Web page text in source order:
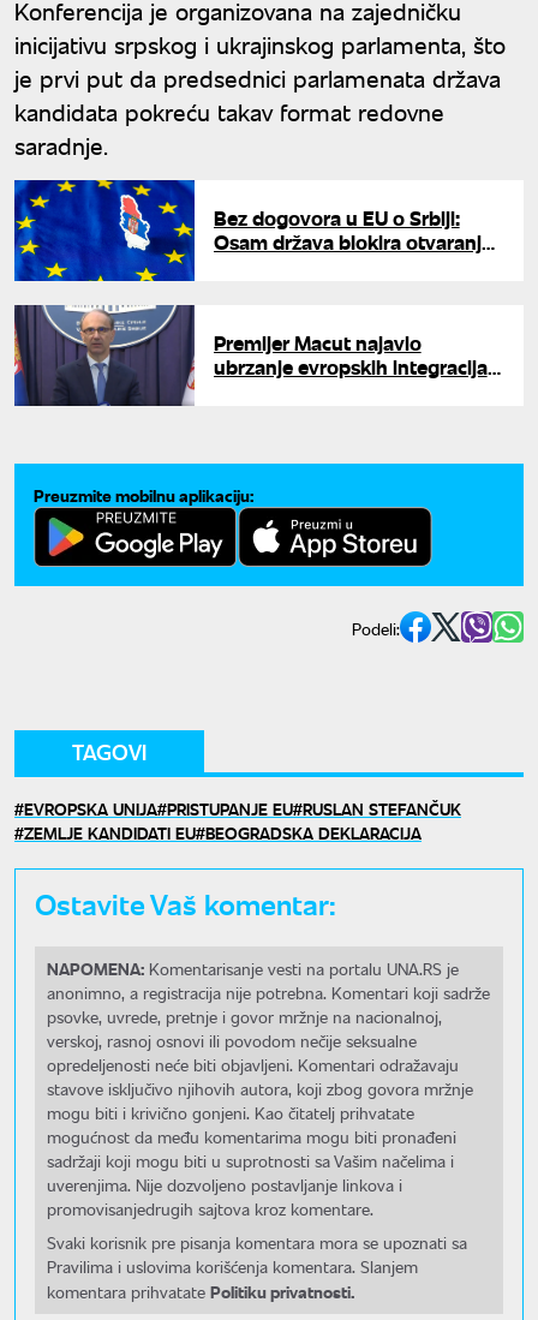
Konferencija je organizovana na zajedničku
inicijativu srpskog i ukrajinskog parlamenta, što
je prvi put da predsednici parlamenata država
kandidata pokreću takav format redovne
saradnje.
Bez dogovora u EU o Srbiji:
Osam država blokira otvaranje
Premijer Macut najavio
ubrzanje evropskih integracija:
Preuzmite mobilnu aplikaciju:
Podeli:
TAGOVI
EVROPSKA UNIJA PRISTUPANJE EU RUSLAN STEFANČUK
ZEMLJE KANDIDATI EU BEOGRADSKA DEKLARACIJA
Ostavite Vaš komentar:
NAPOMENA: Komentarisanje vesti na portalu UNA.RS je
anonimno, a registracija nije potrebna. Komentari koji sadrže
psovke, uvrede, pretnje i govor mržnje na nacionalnoj,
verskoj, rasnoj osnovi ili povodom nečije seksualne
opredeljenosti neće biti objavljeni. Komentari odražavaju
stavove isključivo njihovih autora, koji zbog govora mržnje
mogu biti i krivično gonjeni. Kao čitatelj prihvatate
mogućnost da među komentarima mogu biti pronađeni
sadržaji koji mogu biti u suprotnosti sa Vašim načelima i
uverenjima. Nije dozvoljeno postavljanje linkova i
promovisanjedrugih sajtova kroz komentare.
Svaki korisnik pre pisanja komentara mora se upoznati sa
Pravilima i uslovima korišćenja komentara. Slanjem
komentara prihvatate Politiku privatnosti.